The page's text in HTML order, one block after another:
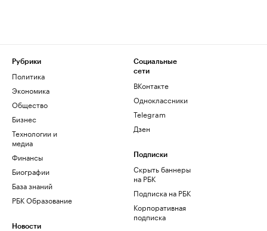
Рубрики
Политика
Экономика
Общество
Бизнес
Технологии и
медиа
Финансы
Биографии
База знаний
РБК Образование
Новости
Социальные
сети
ВКонтакте
Одноклассники
Telegram
Дзен
Подписки
Скрыть баннеры
на РБК
Подписка на РБК
Корпоративная
подписка